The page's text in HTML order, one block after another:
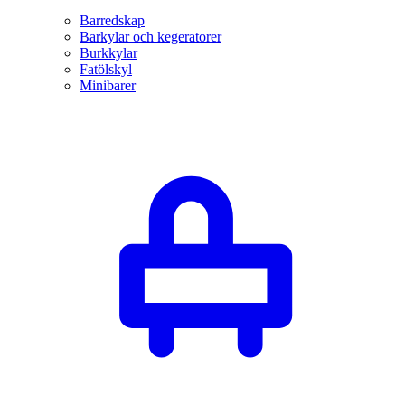
Barredskap
Barkylar och kegeratorer
Burkkylar
Fatölskyl
Minibarer